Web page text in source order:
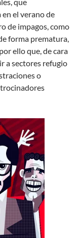
el verano de
de impagos, como
forma prematura,
ello que, de cara
a sectores refugio
o